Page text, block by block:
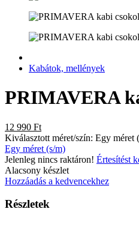
Kabátok, mellények
PRIMAVERA
12 990 Ft
Kiválasztott méret/szín: Egy méret
Egy méret (s/m)
Jelenleg nincs raktáron! Értesítést
Alacsony készlet
Hozzáadás a kedvencekhez
Részletek